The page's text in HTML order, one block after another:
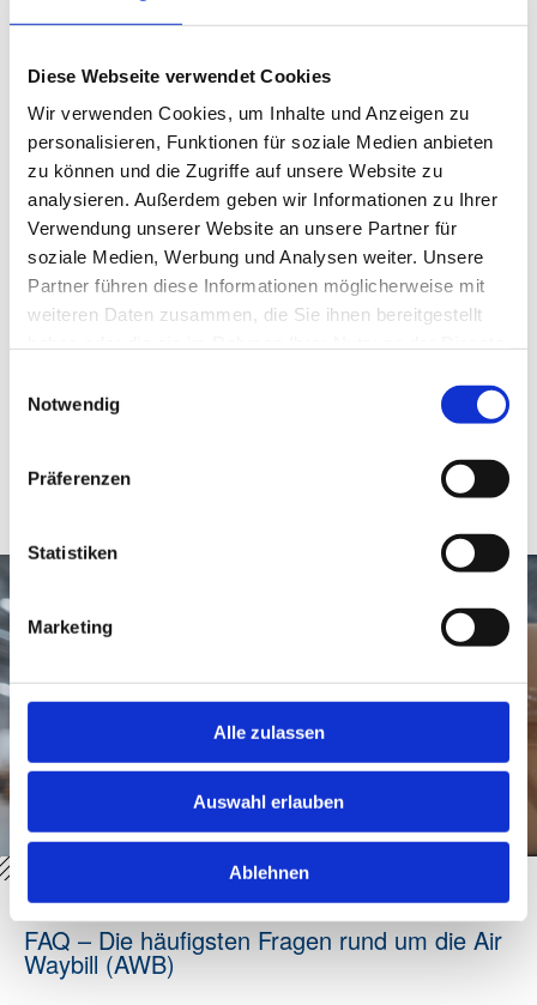
Diese Webseite verwendet Cookies
Wir verwenden Cookies, um Inhalte und Anzeigen zu
personalisieren, Funktionen für soziale Medien anbieten
zu können und die Zugriffe auf unsere Website zu
analysieren. Außerdem geben wir Informationen zu Ihrer
Verwendung unserer Website an unsere Partner für
soziale Medien, Werbung und Analysen weiter. Unsere
Partner führen diese Informationen möglicherweise mit
weiteren Daten zusammen, die Sie ihnen bereitgestellt
Notwendig
Präferenzen
Statistiken
Marketing
Alle zulassen
Auswahl erlauben
Ablehnen
DACHSER & KOLB von Ihnen benötigt
Für eine reibungslose Luftfrachtabwicklung benötigen
wir einige wichtige Angaben und Dokumente. Diese
sind entscheidend für Zollfreigabe, Zeitplan und
Transportversicherung:
Detaillierte Umzugsgutliste (Packliste, Maße,
Gewicht)
Zieladresse mit vollständigen Kontaktdaten im
Zielland
Angaben zur Art des Versands: privat oder
Persönliche Daten des Empfängers (z. B.
Reisepassnummer, je nach Land)
Zollbefreiung
Bei Bedarf: Nachweise für
Packed by Owner (PBO)
FAQ – Die häufigsten Fragen rund um die Air
Waybill (AWB)